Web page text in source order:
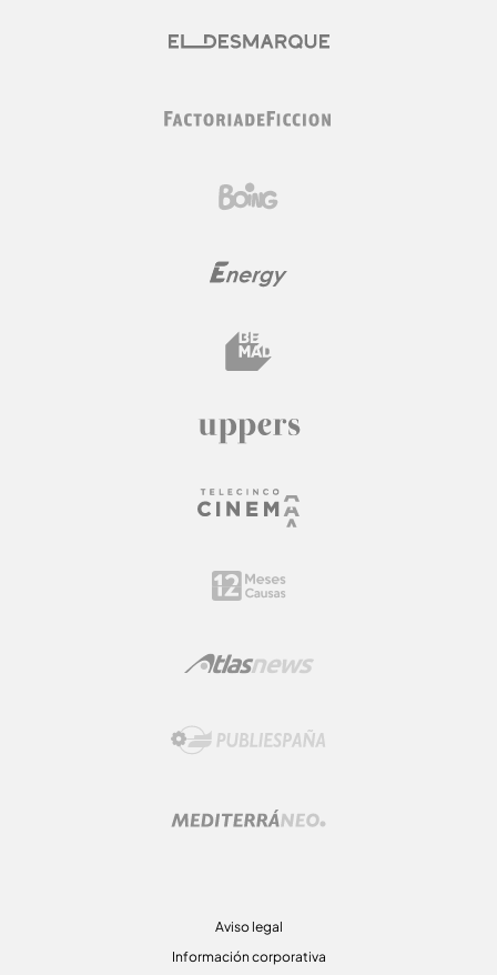
Aviso legal
Información corporativa